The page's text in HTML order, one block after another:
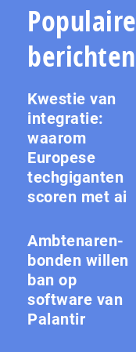
Populaire
berichten
Kwestie van
integratie:
waarom
Europese
techgiganten
scoren met ai
Amb­te­na­ren­
bon­den willen
ban op
software van
Palantir